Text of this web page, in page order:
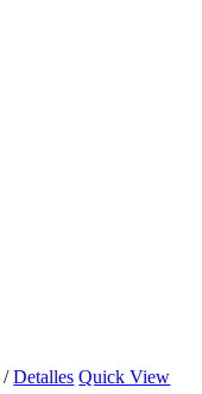
/ Detalles Quick View